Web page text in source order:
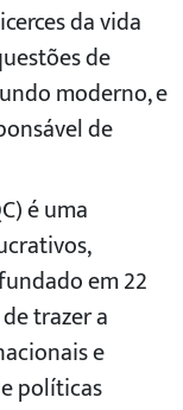
da vida
de
moderno, e
de
é uma
em 22
trazer a
e
políticas